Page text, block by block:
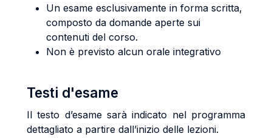
Un esame esclusivamente in forma scritta,
composto da domande aperte sui
contenuti del corso.
Non è previsto alcun orale integrativo
Testi d'esame
Il testo d’esame sarà indicato nel programma
dettagliato a partire dall’inizio delle lezioni.